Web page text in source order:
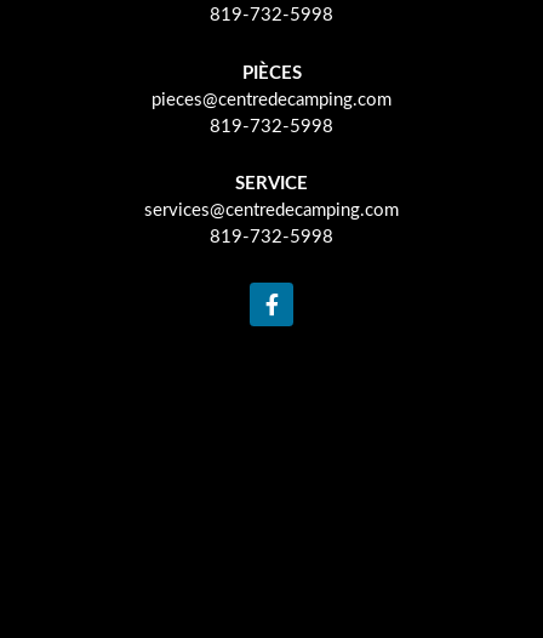
819-732-5998
PIÈCES
pieces@centredecamping.com
819-732-5998
SERVICE
services@centredecamping.com
819-732-5998
F